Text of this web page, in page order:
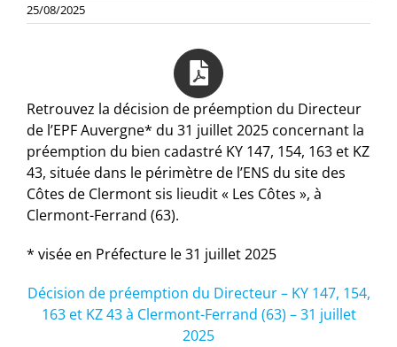
25/08/2025
Retrouvez la décision de préemption du Directeur
de l’EPF Auvergne* du 31 juillet 2025 concernant la
préemption du bien cadastré KY 147, 154, 163 et KZ
43, située dans le périmètre de l’ENS du site des
Côtes de Clermont sis lieudit « Les Côtes », à
Clermont-Ferrand (63).
* visée en Préfecture le 31 juillet 2025
Décision de préemption du Directeur – KY 147, 154,
163 et KZ 43 à Clermont-Ferrand (63) – 31 juillet
2025